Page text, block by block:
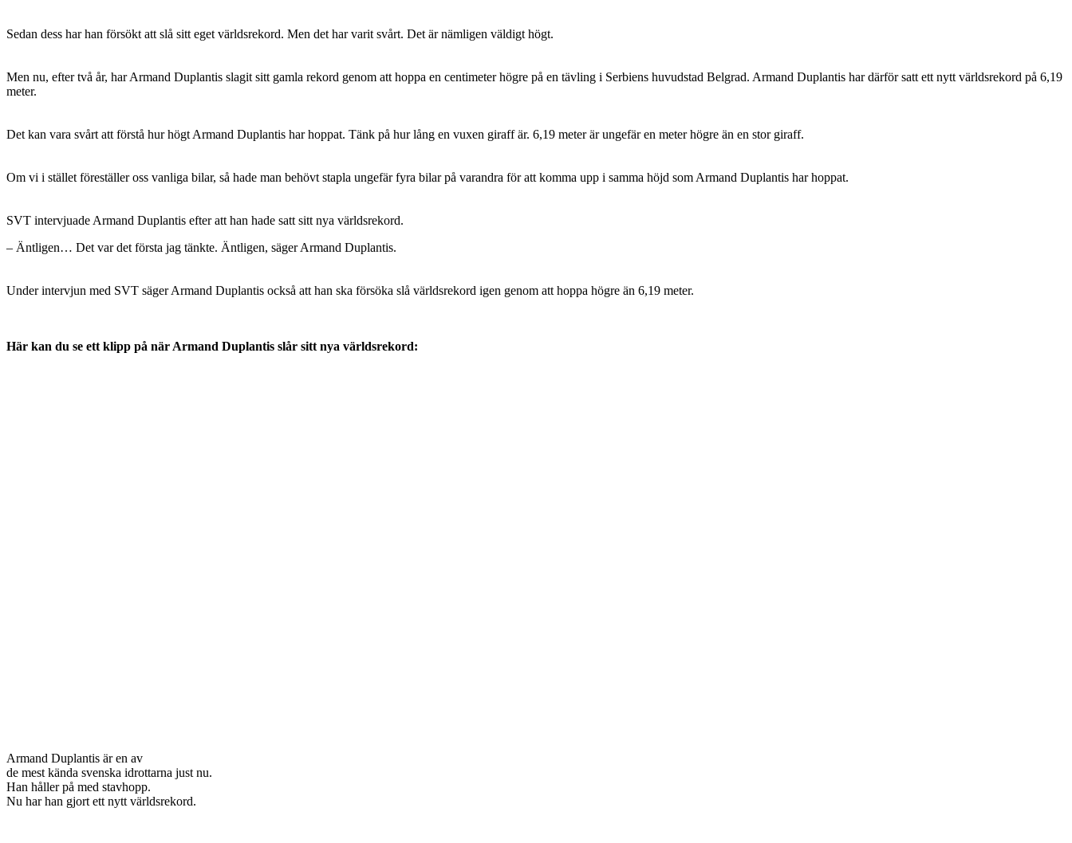
Sedan dess har han försökt att slå sitt eget världsrekord. Men det har varit svårt. Det är nämligen väldigt högt.
Men nu, efter två år, har Armand Duplantis slagit sitt gamla rekord genom att hoppa en centimeter högre på en tävling i Serbiens huvudstad Belgrad. Armand Duplantis har därför satt ett nytt världsrekord på 6,19
meter.
Det kan vara svårt att förstå hur högt Armand Duplantis har hoppat. Tänk på hur lång en vuxen giraff är. 6,19 meter är ungefär en meter högre än en stor giraff.
Om vi i stället föreställer oss vanliga bilar, så hade man behövt stapla ungefär fyra bilar på varandra för att komma upp i samma höjd som Armand Duplantis har hoppat.
SVT intervjuade Armand Duplantis efter att han hade satt sitt nya världsrekord.
– Äntligen… Det var det första jag tänkte. Äntligen, säger Armand Duplantis.
Under intervjun med SVT säger Armand Duplantis också att han ska försöka slå världsrekord igen genom att hoppa högre än 6,19 meter.
Här kan du se ett klipp på när Armand Duplantis slår sitt nya världsrekord:
Armand Duplantis är en av
de mest kända svenska idrottarna just nu.
Han håller på med stavhopp.
Nu har han gjort ett nytt världsrekord.